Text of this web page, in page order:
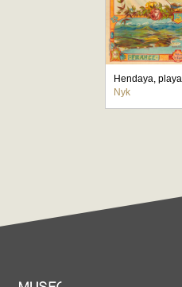
Hendaya, playa
Nyk